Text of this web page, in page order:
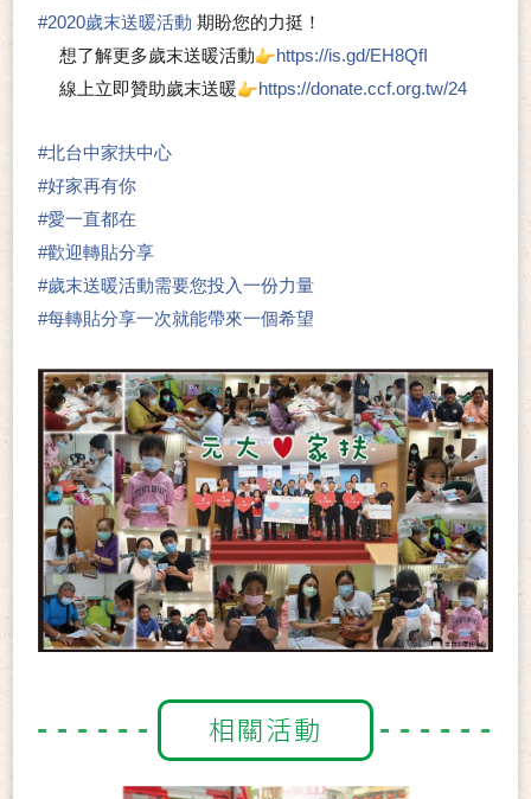
#2020歲末送暖活動 期盼您的力挺！
想了解更多歲末送暖活動👉https://is.gd/EH8QfI
線上立即贊助歲末送暖👉https://donate.ccf.org.tw/24
#北台中家扶中心
#好家再有你
#愛一直都在
#歡迎轉貼分享
#歲末送暖活動需要您投入一份力量
#每轉貼分享一次就能帶來一個希望
相關活動